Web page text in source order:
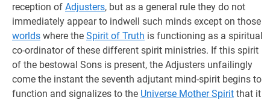
reception of Adjusters, but as a general rule they do not
immediately appear to indwell such minds except on those
worlds where the Spirit of Truth is functioning as a spiritual
co-ordinator of these different spirit ministries. If this spirit
of the bestowal Sons is present, the Adjusters unfailingly
come the instant the seventh adjutant mind-spirit begins to
function and signalizes to the Universe Mother Spirit that it